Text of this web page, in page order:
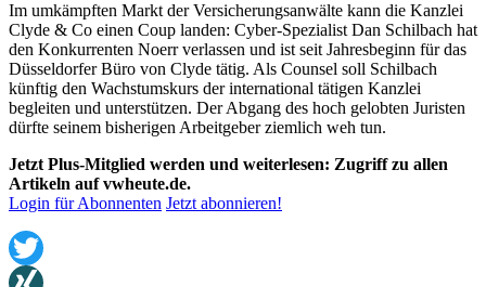
Im umkämpften Markt der Versicherungsanwälte kann die Kanzlei
Clyde & Co einen Coup landen: Cyber-Spezialist Dan Schilbach hat
den Konkurrenten Noerr verlassen und ist seit Jahresbeginn für das
Düsseldorfer Büro von Clyde tätig. Als Counsel soll Schilbach
künftig den Wachstumskurs der international tätigen Kanzlei
begleiten und unterstützen. Der Abgang des hoch gelobten Juristen
dürfte seinem bisherigen Arbeitgeber ziemlich weh tun.
Jetzt Plus-Mitglied werden und weiterlesen: Zugriff zu allen
Artikeln auf vwheute.de.
Login für Abonnenten Jetzt abonnieren!
Twitter